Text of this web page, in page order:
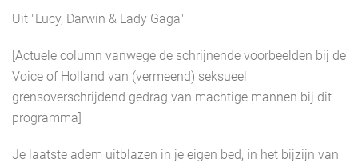
Uit "Lucy, Darwin & Lady Gaga"
[Actuele column vanwege de schrijnende voorbeelden bij de
Voice of Holland van (vermeend) seksueel
grensoverschrijdend gedrag van machtige mannen bij dit
programma]
Je laatste adem uitblazen in je eigen bed, in het bijzijn van